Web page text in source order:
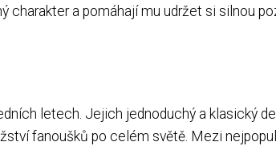
a pomáhají mu udržet si silnou
letech. Jejich jednoduchý a klasický
fanoušků po celém světě. Mezi